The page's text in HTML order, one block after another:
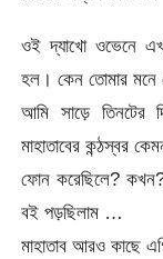
ওই দ্যাখো ওভেনে
হল। কেন তোমার মনে
আমি সাড়ে তিনটের
মাহাতাবের কন্ঠস্বর
ফোন করেছিলে?
বই পড়ছিলাম …
মাহাতাব আরও কাছে